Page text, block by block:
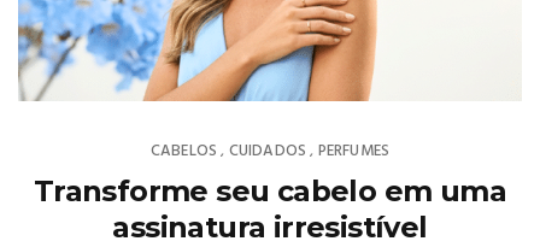
CABELOS , CUIDADOS , PERFUMES
Transforme seu cabelo em uma
assinatura irresistível